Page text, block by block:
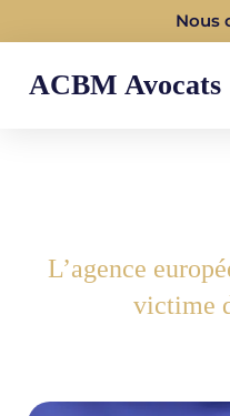
Nous
ACBM Avocats
L’agence
victime